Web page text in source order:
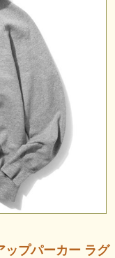
プパーカー ラグ